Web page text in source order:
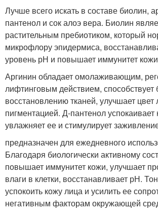
Лучше всего искать в составе биолин,
пантенол и сок алоэ вера. Биолин
растительным пребиотиком, который
микрофлору эпидермиса,
уровень рН и повышает иммунитет
Аргинин обладает омолаживающим,
лифтинговым действием, способствует
восстановлению тканей, улучшает цвет
пигментацией. Д-пантенол успокаивает
увлажняет ее и стимулирует
предназначен для ежедневного
Благодаря биологически активному
повышает иммунитет кожи, улучшает
влаги в клетки, восстанавливает рН.
успокоить кожу лица и усилить ее
негативным факторам окружающей